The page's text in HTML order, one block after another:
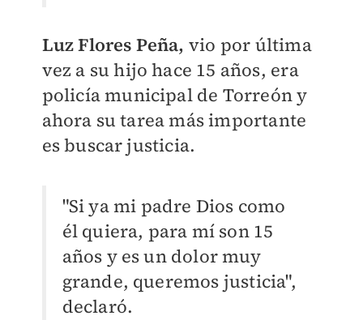
Luz Flores Peña, vio por última
vez a su hijo hace 15 años, era
policía municipal de Torreón y
ahora su tarea más importante
es buscar justicia.
"Si ya mi padre Dios como
él quiera, para mí son 15
años y es un dolor muy
grande, queremos justicia",
declaró.